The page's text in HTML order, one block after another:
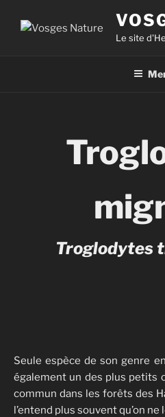
Le site
Troglodytes
Seule espèce de son genre
également un des plus petits
commun dans les forêts des
l’entend plus souvent qu’on